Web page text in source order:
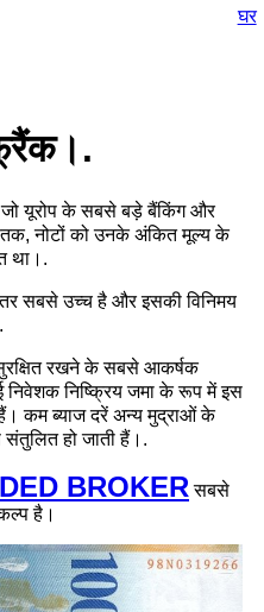
घर
यूरोप के सबसे बड़े बैंकिंग और
तक, नोटों को उनके अंकित मूल्य के
था।.
सबसे उच्च है और इसकी विनिमय
रखने के सबसे आकर्षक
निवेशक निष्क्रिय जमा के रूप में इस
कम ब्याज दरें अन्य मुद्राओं के
हो जाती हैं।.
BROKER सबसे
है।